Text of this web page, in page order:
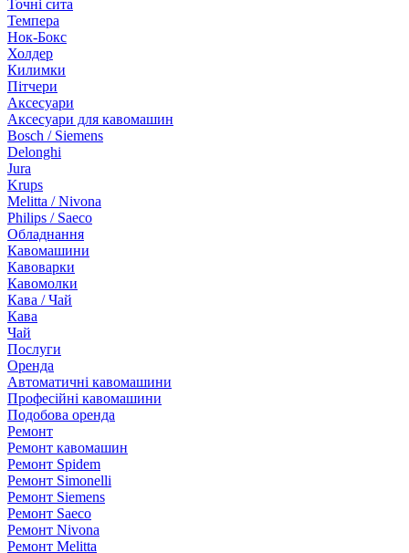
Точні сита
Темпера
Нок-Бокс
Холдер
Килимки
Пітчери
Аксесуари
Аксесуари для кавомашин
Bosch / Siemens
Delonghi
Jura
Krups
Melitta / Nivona
Philips / Saeco
Обладнання
Кавомашини
Кавоварки
Кавомолки
Кава / Чай
Кава
Чай
Послуги
Оренда
Автоматичні кавомашини
Професійні кавомашини
Подобова оренда
Ремонт
Ремонт кавомашин
Ремонт Spidem
Ремонт Simonelli
Ремонт Siemens
Ремонт Saeco
Ремонт Nivona
Ремонт Melitta